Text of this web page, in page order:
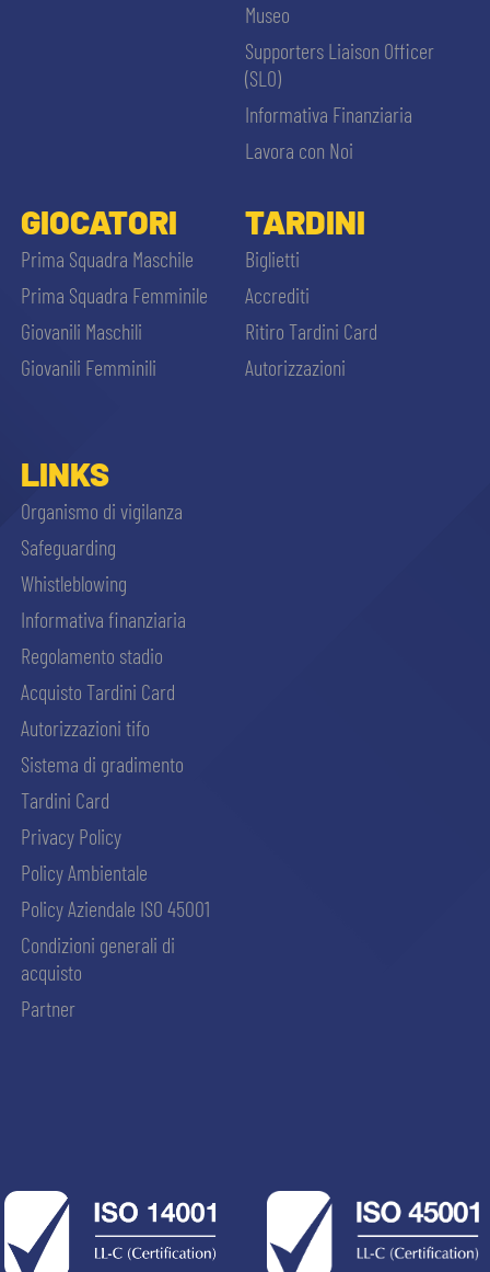
Museo
Supporters Liaison Officer
(SLO)
Informativa Finanziaria
Lavora con Noi
GIOCATORI
Prima Squadra Maschile
Prima Squadra Femminile
Giovanili Maschili
Giovanili Femminili
TARDINI
Biglietti
Accrediti
Ritiro Tardini Card
Autorizzazioni
LINKS
Organismo di vigilanza
Safeguarding
Whistleblowing
Informativa finanziaria
Regolamento stadio
Acquisto Tardini Card
Autorizzazioni tifo
Sistema di gradimento
Tardini Card
Privacy Policy
Policy Ambientale
Policy Aziendale ISO 45001
Condizioni generali di
acquisto
Partner